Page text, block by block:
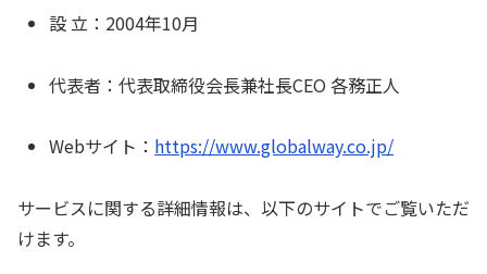
設 立：2004年10月
代表者：代表取締役会長兼社長CEO 各務正人
Webサイト： https://www.globalway.co.jp/
サービスに関する詳細情報は、以下のサイトでご覧いただ
けます。